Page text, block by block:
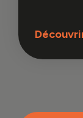
la phase